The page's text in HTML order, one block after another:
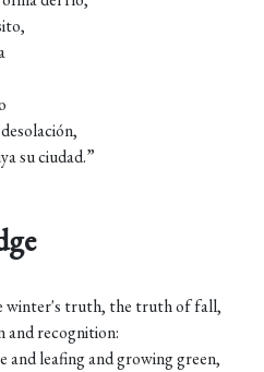
su ciudad.”
winter's truth, the truth of fall,
and recognition:
leafing and growing green,